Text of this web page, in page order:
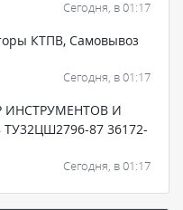
Сегодня, в 01:17
КТПВ, Самовывоз
Сегодня, в 01:17
ИНСТРУМЕНТОВ И
87 36172-
Сегодня, в 01:17